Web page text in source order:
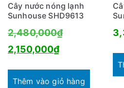
Cây nước nóng lạnh
Sunhouse SHD9613
2,480,000₫Giá
2,480,000₫.
2,150,000₫Giá
tại
Thêm vào giỏ hàng